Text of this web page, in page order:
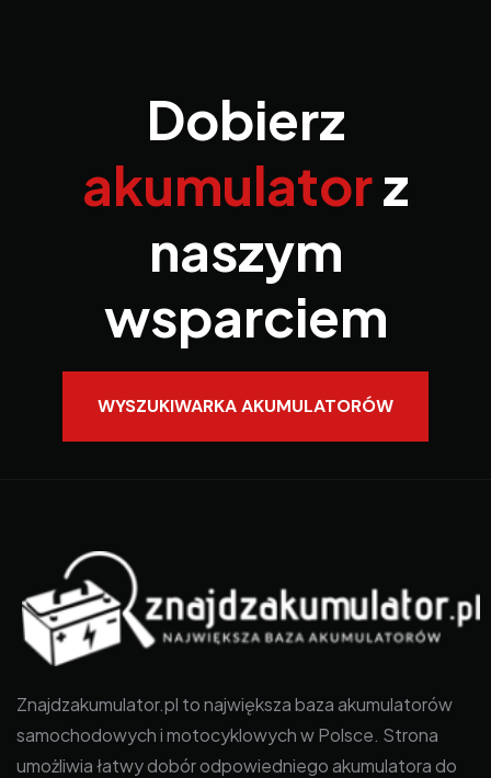
Dobierz
akumulatorz
naszym
wsparciem
WYSZUKIWARKA AKUMULATORÓW
Znajdzakumulator.pl to największa baza akumulatorów
samochodowych i motocyklowych w Polsce. Strona
umożliwia łatwy dobór odpowiedniego akumulatora do